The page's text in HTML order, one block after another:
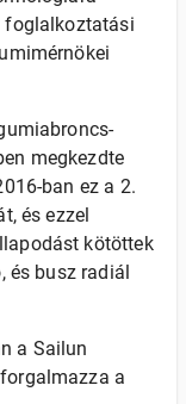
foglalkoztatási
megkezdte
ban ez a 2.
és ezzel
kötöttek
és busz radiál
a Sailun
a